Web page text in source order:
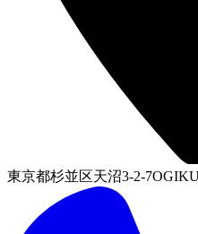
東京都杉並区天沼3-2-